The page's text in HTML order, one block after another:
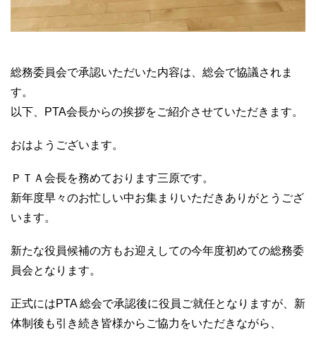
総務委員会で承認いただいた内容は、総会で協議されま
す。
以下、PTA会長からの挨拶をご紹介させていただきます。
おはようございます。
ＰＴＡ会長を務めております三原です。
新年度早々のお忙しい中お集まりいただきありがとうござ
います。
新たな役員候補の方もお迎えしての今年度初めての総務委
員会となります。
正式にはPTA 総会で承認後に役員ご就任となりますが、新
体制後も引き続き皆様からご協力をいただきながら、